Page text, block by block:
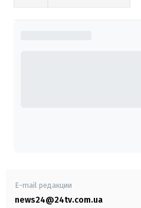
E-mail редакции
news24@24tv.com.ua